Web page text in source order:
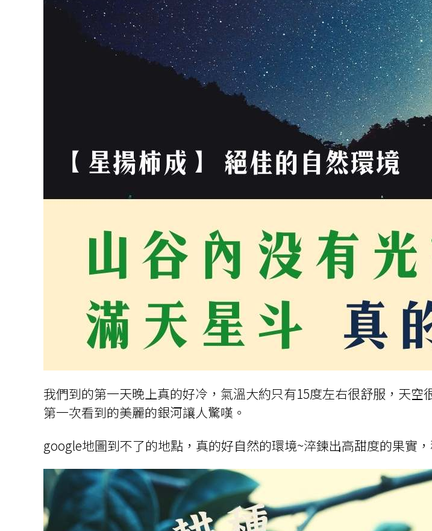
我們到的第一天晚上真的好冷，氣溫大約只有15度左右很舒服，天
第一次看到的美麗的銀河讓人驚嘆。
google地圖到不了的地點，真的好自然的環境~淬鍊出高甜度的果實